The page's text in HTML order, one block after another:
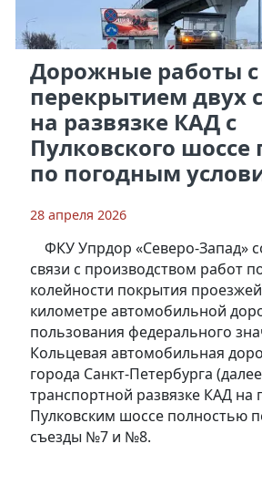
Дорожные работы
перекрытием двух
на развязке КАД с
Пулковского шоссе
по погодным
28 апреля 2026
ФКУ Упрдор «Северо-Запад»
связи с производством работ
колейности покрытия
километре автомобильной
пользования федерального
Кольцевая автомобильная
города Санкт-Петербурга
транспортной развязке КАД на
Пулковским шоссе полностью
съезды №7 и №8.